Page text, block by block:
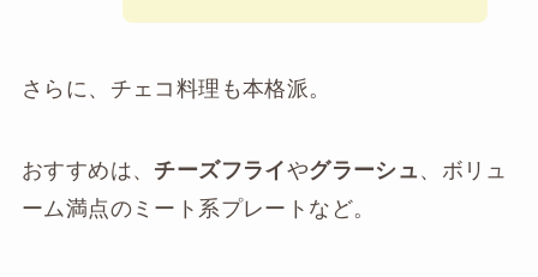
さらに、チェコ料理も本格派。
おすすめは、 チーズフライやグラーシュ、ボリュ
ーム満点のミート系プレートなど。